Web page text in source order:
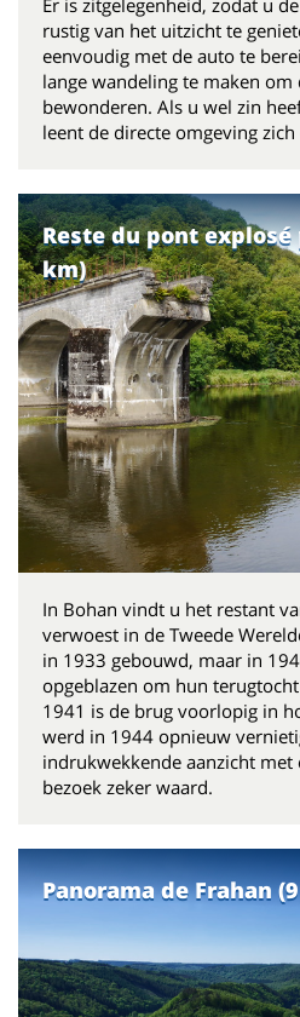
Er is zitgelegenheid, zodat u
rustig van het uitzicht te
eenvoudig met de auto te
lange wandeling te maken
bewonderen. Als u wel zin
leent de directe omgeving
Reste du pont explosé
km)
In Bohan vindt u het restant
verwoest in de Tweede
in 1933 gebouwd, maar in
opgeblazen om hun
1941 is de brug voorlopig in
werd in 1944 opnieuw
indrukwekkende aanzicht met
bezoek zeker waard.
Panorama de Frahan